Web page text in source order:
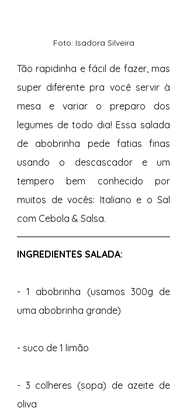
Foto: Isadora Silveira
Tão rapidinha e fácil de fazer, mas
super diferente pra você servir à
mesa e variar o preparo dos
legumes de todo dia! Essa salada
de abobrinha pede fatias finas
usando o descascador e um
tempero bem conhecido por
muitos de vocês: Italiano e o Sal
com Cebola & Salsa.
INGREDIENTES SALADA:
- 1 abobrinha (usamos 300g de
uma abobrinha grande)
- suco de 1 limão
- 3 colheres (sopa) de azeite de
oliva